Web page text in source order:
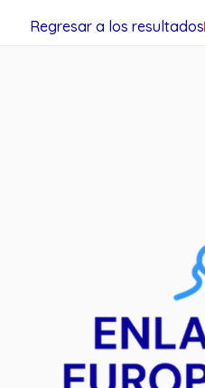
Regresar a los resultados